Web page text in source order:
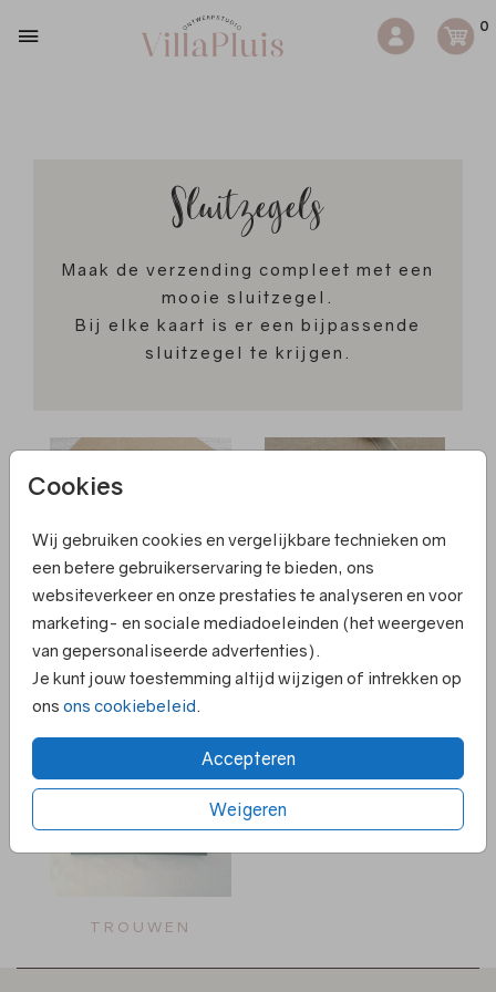
0
Cookies
Wij gebruiken cookies en vergelijkbare technieken om
een betere gebruikerservaring te bieden, ons
websiteverkeer en onze prestaties te analyseren en voor
marketing- en sociale mediadoeleinden (het weergeven
van gepersonaliseerde advertenties).
Je kunt jouw toestemming altijd wijzigen of intrekken op
ons ons cookiebeleid
Accepteren
Weigeren
Sluitzegels
Maak de verzending compleet met een
mooie sluitzegel.
Bij elke kaart is er een bijpassende
sluitzegel te krijgen.
MET FOLIE GEBOORTE
TROUWEN